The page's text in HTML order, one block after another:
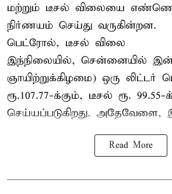
மற்றும் டீசல் விலையை
நிர்ணயம் செய்து வருகின்றன.
பெட்ரோல், டீசல் விலை
இந்நிலையில், சென்னையில் இன்று
ஞாயிற்றுக்கிழமை) ஒரு லிட்டர்
ரூ.107.77-க்கும், டீசல் ரூ.
செய்யப்படுகிறது. அதேவேளை,
Read More